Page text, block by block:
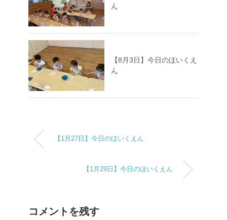
ん
【8月3日】今日のほいくえ
ん
【1月27日】今日のほいくえん
【1月29日】今日のほいくえん
コメントを残す